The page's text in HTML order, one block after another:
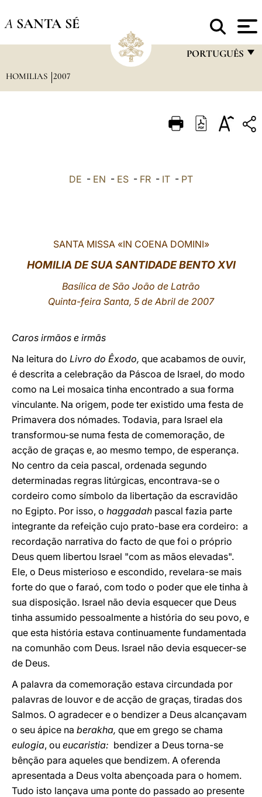
A SANTA SÉ
PORTUGUÊS
ITALIANO
中文
LATINE
HOMILIAS 2007
DE - EN - ES - FR - IT - PT
SANTA MISSA «IN COENA DOMINI»
HOMILIA DE SUA SANTIDADE BENTO XVI
Basílica de São João de Latrão
Quinta-feira Santa, 5 de Abril de 2007
Caros irmãos e irmãs
Na leitura do Livro do Êxodo, que acabamos de ouvir,
é descrita a celebração da Páscoa de Israel, do modo
como na Lei mosaica tinha encontrado a sua forma
vinculante. Na origem, pode ter existido uma festa de
Primavera dos nómades. Todavia, para Israel ela
transformou-se numa festa de comemoração, de
acção de graças e, ao mesmo tempo, de esperança.
No centro da ceia pascal, ordenada segundo
determinadas regras litúrgicas, encontrava-se o
cordeiro como símbolo da libertação da escravidão
no Egipto. Por isso, o haggadah pascal fazia parte
integrante da refeição cujo prato-base era cordeiro: a
recordação narrativa do facto de que foi o próprio
Deus quem libertou Israel "com as mãos elevadas".
Ele, o Deus misterioso e escondido, revelara-se mais
forte do que o faraó, com todo o poder que ele tinha à
sua disposição. Israel não devia esquecer que Deus
tinha assumido pessoalmente a história do seu povo, e
que esta história estava continuamente fundamentada
na comunhão com Deus. Israel não devia esquecer-se
de Deus.
A palavra da comemoração estava circundada por
palavras de louvor e de acção de graças, tiradas dos
Salmos. O agradecer e o bendizer a Deus alcançavam
o seu ápice na berakha, que em grego se chama
eulogia, ou eucaristia: bendizer a Deus torna-se
bênção para aqueles que bendizem. A oferenda
apresentada a Deus volta abençoada para o homem.
Tudo isto lançava uma ponte do passado ao presente